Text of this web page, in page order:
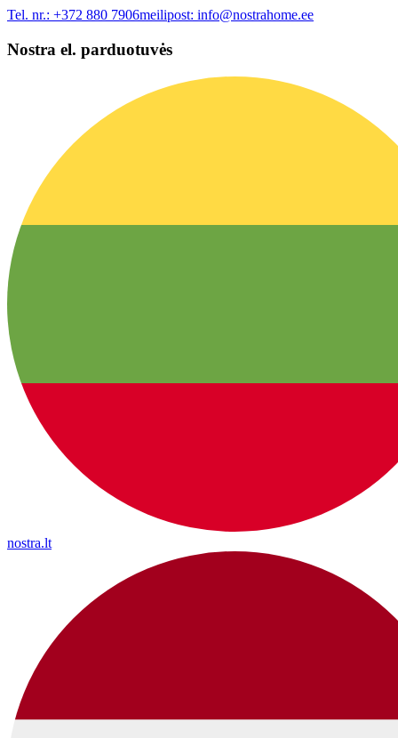
Tel. nr.: +372 880 7906meilipost: info@nostrahome.ee
Nostra el. parduotuvės
nostra.lt